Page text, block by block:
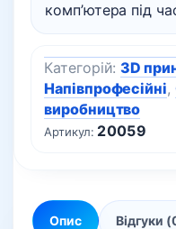
комп’ютера під
Артикул: 20059
Категорій: 3D
Напівпрофесійні,
виробництво
Опис Відгуки